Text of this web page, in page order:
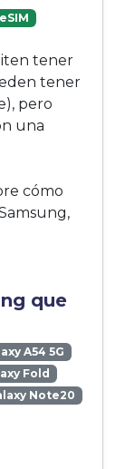
tener
tener
pero
una
cómo
que
A54 5G
Fold
Note20